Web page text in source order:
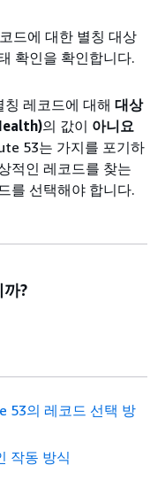
드에 대한 별칭 대상
확인을 확인합니다.
레코드에 대해 대상
의 값이 아니요
53는 가지를 포기하
적인 레코드를 찾는
를 선택해야 합니다.
?
53의 레코드 선택 방
작동 방식